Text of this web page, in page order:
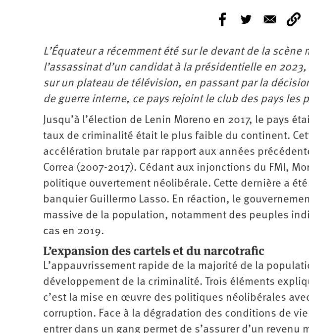
L’Équateur a récemment été sur le devant de la
l’assassinat d’un candidat à la présidentielle en
sur un plateau de télévision, en passant par la
de guerre interne, ce pays rejoint le club des pays les
Jusqu’à l’élection de Lenin Moreno en 2017, le pays
taux de criminalité était le plus faible du continent.
accélération brutale par rapport aux années
Correa (2007-2017). Cédant aux injonctions du FMI,
politique ouvertement néolibérale. Cette dernière a
banquier Guillermo Lasso. En réaction, le
massive de la population, notamment des peuples
cas en 2019.
L’expansion des cartels et du narcotrafic
L’appauvrissement rapide de la majorité de la
développement de la criminalité. Trois éléments
c’est la mise en œuvre des politiques néolibérales
corruption. Face à la dégradation des conditions de
entrer dans un gang permet de s’assurer d’un revenu